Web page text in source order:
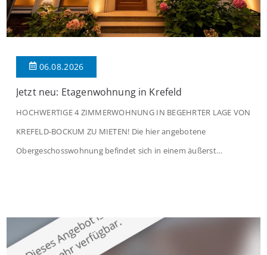
06.08.2026
Jetzt neu: Etagenwohnung in Krefeld
HOCHWERTIGE 4 ZIMMERWOHNUNG IN BEGEHRTER LAGE VON
KREFELD-BOCKUM ZU MIETEN! Die hier angebotene
Obergeschosswohnung befindet sich in einem äußerst
großzügige Räume und eine hochwertige Ausstattung, die
modernen Wohnkomfort mit einem stilvollen Ambiente